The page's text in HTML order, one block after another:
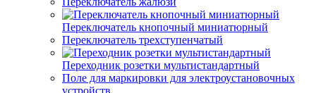
Переключатель кнопочный миниатюрный
Переключатель трехступенчатый
Переходник розетки мультистандартный
Поле для маркировки для электроустановочных
устройств